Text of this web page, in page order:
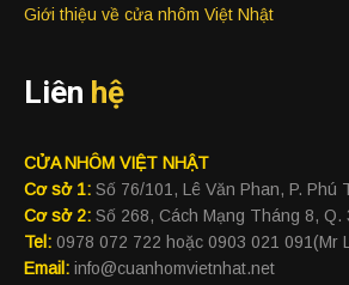
Giới thiệu về cửa nhôm Việt Nhật
Liên hệ
CỬA NHÔM VIỆT NHẬT
Cơ sở 1: Số 76/101, Lê Văn Phan, P. Phú
Cơ sở 2: Số 268, Cách Mạng Tháng 8, Q.
Tel: 0978 072 722 hoặc 0903 021 091(Mr
Email: info@cuanhomvietnhat.net